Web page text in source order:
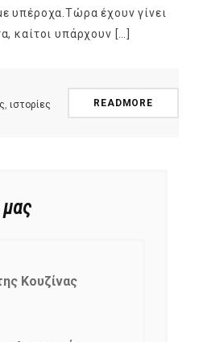
υπέροχα.Τώρα έχουν γίνει
καίτοι υπάρχουν […]
, ιστορίες
READMORE
μας
Κουζίνας